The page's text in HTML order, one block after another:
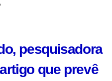
pesquisadora
que prevê